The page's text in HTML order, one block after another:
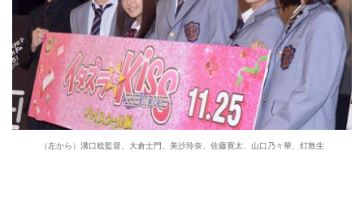
（左から）溝口稔監督、大倉士門、美沙玲奈、佐藤寛太、山口乃々華、灯敦生